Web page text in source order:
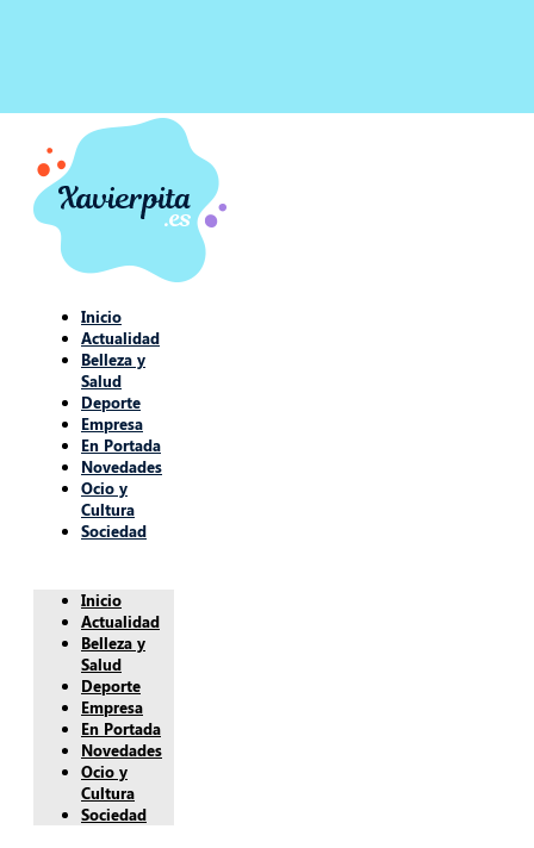
Inicio
Actualidad
Belleza y
Salud
Deporte
Empresa
En Portada
Novedades
Ocio y
Cultura
Sociedad
Inicio
Actualidad
Belleza y
Salud
Deporte
Empresa
En Portada
Novedades
Ocio y
Cultura
Sociedad